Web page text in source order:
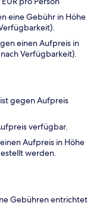
eine Gebühr in Höhe
einen Aufpreis in
Verfügbarkeit).
gegen Aufpreis
verfügbar.
Aufpreis in Höhe
werden.
Gebühren entrichtet